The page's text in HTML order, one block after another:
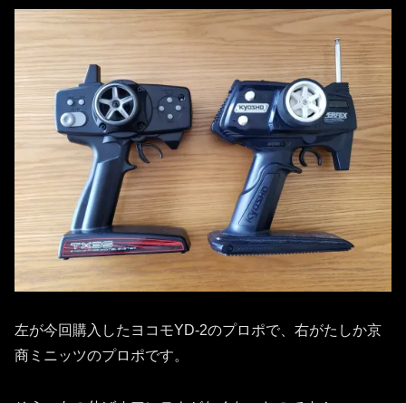
左が今回購入したヨコモYD-2のプロポで、右がたしか京
商ミニッツのプロポです。